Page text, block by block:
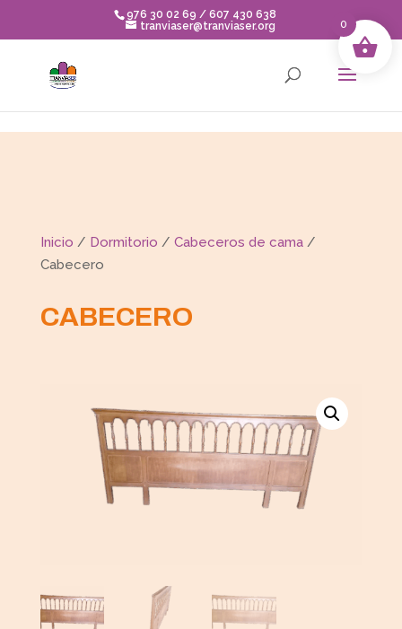
976 30 02 69 / 607 430 638
tranviaser@tranviaser.org
Inicio / Dormitorio / Cabeceros de cama/
Cabecero
CABECERO
0